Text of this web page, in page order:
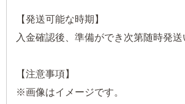
【発送可能な時期】
入金確認後、準備ができ次第随時発送
【注意事項】
※画像はイメージです。